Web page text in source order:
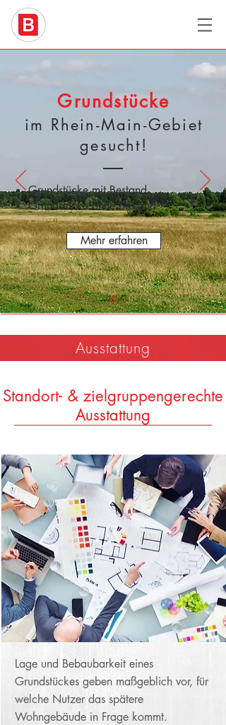
Grundstücke
im Rhein-Main-Gebiet
gesucht!
Grundstücke mit Bestand
Grundstücke ohne Bestand
Mehr erfahren
Ausstattung
Standort- & zielgruppengerechte
Ausstattung
Lage und Bebaubarkeit eines
Grundstückes geben maßgeblich vor, für
welche Nutzer das spätere
Wohngebäude in Frage kommt.